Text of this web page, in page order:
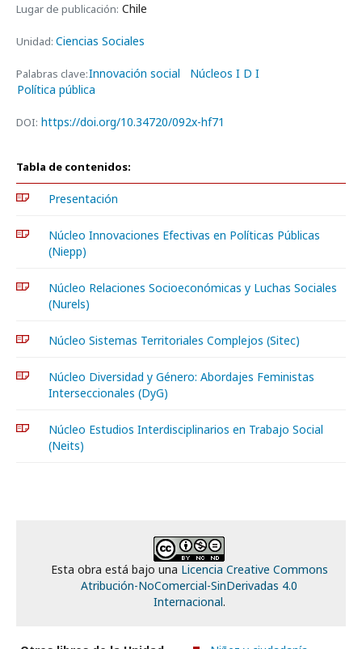
Lugar de publicación: Chile
Unidad: Ciencias Sociales
Palabras clave:Innovación social
Núcleos I D I
Política pública
DOI: https://doi.org/10.34720/092x-hf71
Tabla de contenidos:
Presentación
Núcleo Innovaciones Efectivas en Políticas Públicas
(Niepp)
Núcleo Relaciones Socioeconómicas y Luchas Sociales
(Nurels)
Núcleo Sistemas Territoriales Complejos (Sitec)
Núcleo Diversidad y Género: Abordajes Feministas
Interseccionales (DyG)
Núcleo Estudios Interdisciplinarios en Trabajo Social
(Neits)
Esta obra está bajo una Licencia Creative Commons
Atribución-NoComercial-SinDerivadas 4.0
Internacional.